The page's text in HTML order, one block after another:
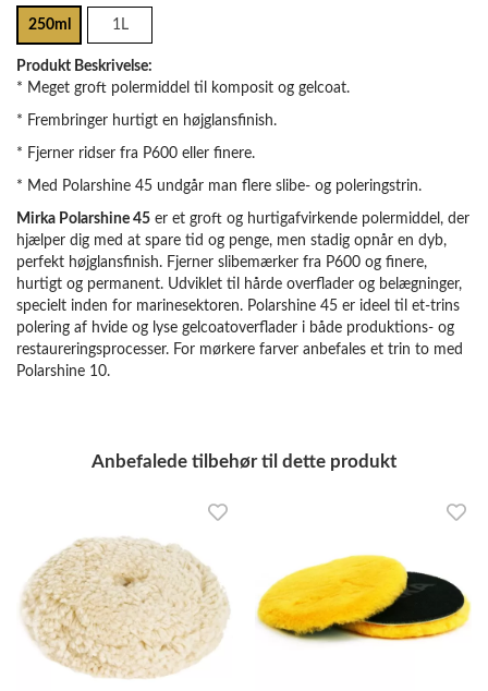
250ml 1L
Produkt Beskrivelse:
* Meget groft polermiddel til komposit og gelcoat.
* Frembringer hurtigt en højglansfinish.
* Fjerner ridser fra P600 eller finere.
* Med Polarshine 45 undgår man flere slibe- og poleringstrin.
Mirka Polarshine 45 er et groft og hurtigafvirkende polermiddel, der
hjælper dig med at spare tid og penge, men stadig opnår en dyb,
perfekt højglansfinish. Fjerner slibemærker fra P600 og finere,
hurtigt og permanent. Udviklet til hårde overflader og belægninger,
specielt inden for marinesektoren. Polarshine 45 er ideel til et-trins
polering af hvide og lyse gelcoatoverflader i både produktions- og
restaureringsprocesser. For mørkere farver anbefales et trin to med
Polarshine 10.
Anbefalede tilbehør til dette produkt